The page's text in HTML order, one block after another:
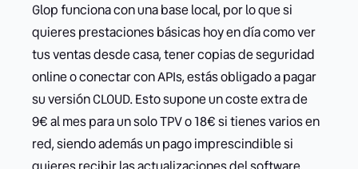
Glop funciona con una base local, por lo que si
quieres prestaciones básicas hoy en día como ver
tus ventas desde casa, tener copias de seguridad
online o conectar con APIs, estás obligado a pagar
su versión CLOUD. Esto supone un coste extra de
9€ al mes para un solo TPV o 18€ si tienes varios en
red, siendo además un pago imprescindible si